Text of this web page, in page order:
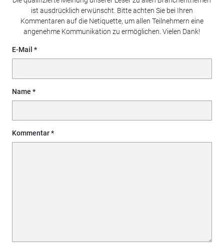
ist ausdrücklich erwünscht. Bitte achten Sie bei Ihren
Kommentaren auf die Netiquette, um allen Teilnehmern eine
angenehme Kommunikation zu ermöglichen. Vielen Dank!
E-Mail
Name
Kommentar